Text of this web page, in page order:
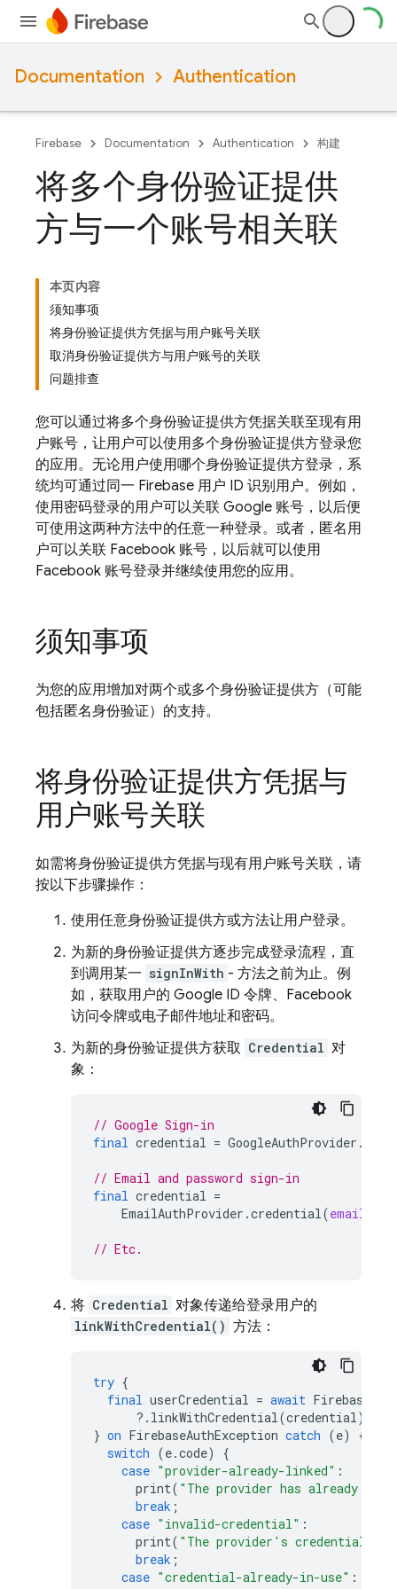
Documentation Authentication
Firebase Documentation Authentication 构建
将多个身份验证提供
方与一个账号相关联
本页内容
须知事项
将身份验证提供方凭据与用户账号关联
取消身份验证提供方与用户账号的关联
问题排查
您可以通过将多个身份验证提供方凭据关联至现有用
户账号，让用户可以使用多个身份验证提供方登录您
的应用。无论用户使用哪个身份验证提供方登录，系
统均可通过同一 Firebase 用户 ID 识别用户。例如，
使用密码登录的用户可以关联 Google 账号，以后便
可使用这两种方法中的任意一种登录。或者，匿名用
户可以关联 Facebook 账号，以后就可以使用
Facebook 账号登录并继续使用您的应用。
须知事项
为您的应用增加对两个或多个身份验证提供方（可能
包括匿名身份验证）的支持。
将身份验证提供方凭据与
用户账号关联
如需将身份验证提供方凭据与现有用户账号关联，请
按以下步骤操作：
使用任意身份验证提供方或方法让用户登录。
为新的身份验证提供方逐步完成登录流程，直
到调用某一 signInWith - 方法之前为止。例
如，获取用户的 Google ID 令牌、Facebook
访问令牌或电子邮件地址和密码。
为新的身份验证提供方获取 Credential 对
象：
// Google Sign-in
final credential = GoogleAuthProvider .
// Email and password sign-in
final credential =
EmailAuthProvider .credential(email:
// Etc.
将 Credential 对象传递给登录用户的
linkWithCredential() 方法：
try {
final userCredential = await
? . linkWithCredential(credential);
} on FirebaseAuthException catch (e)
{
switch (e.code)
{
case "provider-already-linked" :
print( "The provider has already
break ;
case "invalid-credential" :
print( "The provider's credential
break ;
case "credential-already-in-use" :